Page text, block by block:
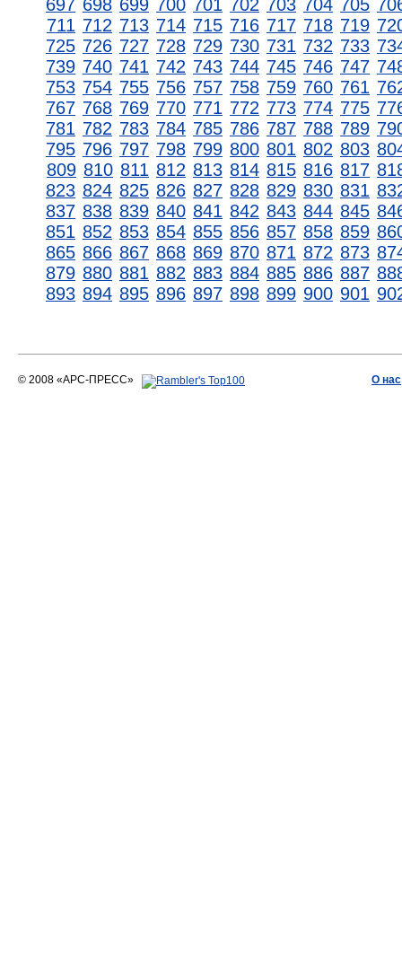
697 698 699 700 701 702 703 704 705
711 712 713 714 715 716 717 718 719
725 726 727 728 729 730 731 732 733
739 740 741 742 743 744 745 746 747
753 754 755 756 757 758 759 760 761
767 768 769 770 771 772 773 774 775
781 782 783 784 785 786 787 788 789
795 796 797 798 799 800 801 802 803
809 810 811 812 813 814 815 816 817
823 824 825 826 827 828 829 830 831
837 838 839 840 841 842 843 844 845
851 852 853 854 855 856 857 858 859
865 866 867 868 869 870 871 872 873
879 880 881 882 883 884 885 886 887
893 894 895 896 897 898 899 900 901
© 2008 «АРС-ПРЕСС» О нас